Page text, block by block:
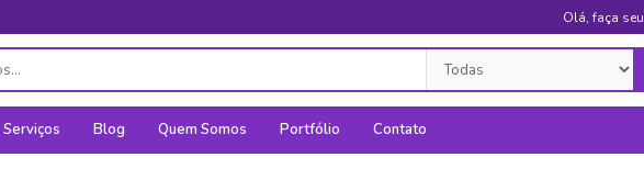
Olá, faça seu
Serviços Blog Quem Somos Portfólio Contato